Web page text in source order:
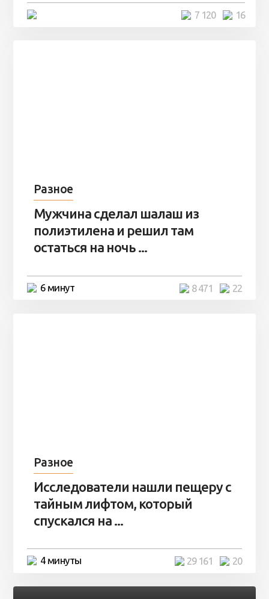
16
7 120
Разное
Мужчина сделал шалаш из
полиэтилена и решил там
остаться на ночь ...
6 минут 22
8 471
Разное
Исследователи нашли пещеру с
тайным лифтом, который
спускался на ...
4 минуты 20
29 161